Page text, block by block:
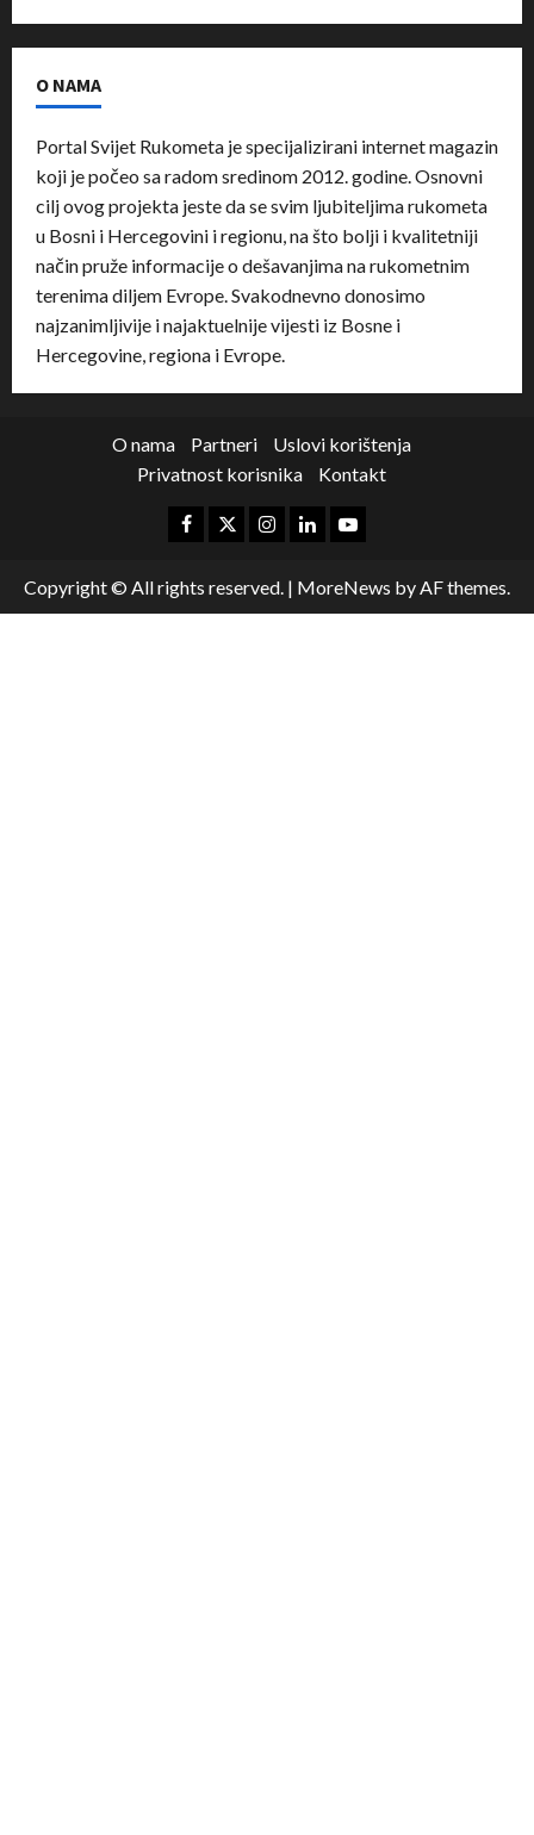
O NAMA
Portal Svijet Rukometa je specijalizirani internet magazin
koji je počeo sa radom sredinom 2012. godine. Osnovni
cilj ovog projekta jeste da se svim ljubiteljima rukometa
u Bosni i Hercegovini i regionu, na što bolji i kvalitetniji
način pruže informacije o dešavanjima na rukometnim
terenima diljem Evrope. Svakodnevno donosimo
najzanimljivije i najaktuelnije vijesti iz Bosne i
Hercegovine, regiona i Evrope.
O nama Partneri
Uslovi korištenja
Privatnost korisnika
Kontakt
Copyright © All rights reserved. | MoreNews by AF themes.